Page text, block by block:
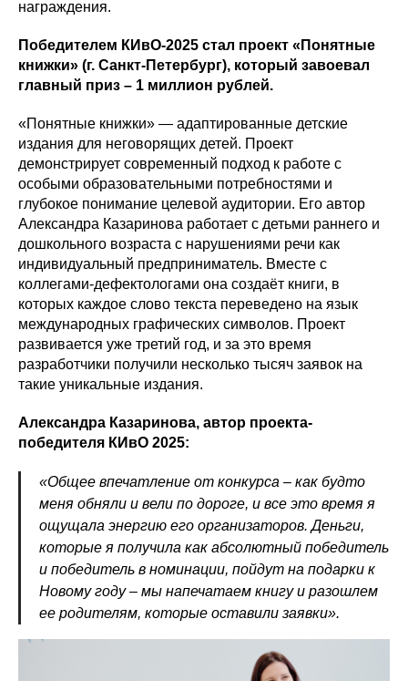
награждения.
Победителем КИвО-2025 стал проект «Понятные
книжки» (г. Санкт-Петербург), который завоевал
главный приз – 1 миллион рублей.
«​​Понятные книжки» — адаптированные детские
издания для неговорящих детей. Проект
демонстрирует современный подход к работе с
особыми образовательными потребностями и
глубокое понимание целевой аудитории. Его автор
Александра Казаринова работает с детьми раннего и
дошкольного возраста с нарушениями речи как
индивидуальный предприниматель. Вместе с
коллегами-дефектологами она создаёт книги, в
которых каждое слово текста переведено на язык
международных графических символов. Проект
развивается уже третий год, и за это время
разработчики получили несколько тысяч заявок на
такие уникальные издания.
Александра Казаринова, автор проекта-
победителя КИвО 2025:
«Общее впечатление от конкурса – как будто
меня обняли и вели по дороге, и все это время я
ощущала энергию его организаторов. Деньги,
которые я получила как абсолютный победитель
и победитель в номинации, пойдут на подарки к
Новому году – мы напечатаем книгу и разошлем
ее родителям, которые оставили заявки».